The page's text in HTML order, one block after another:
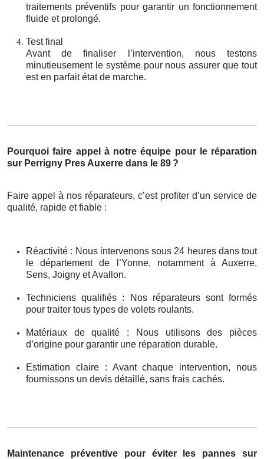
traitements préventifs pour garantir un fonctionnement
fluide et prolongé.
Test final
Avant de finaliser l’intervention, nous testons
minutieusement le système pour nous assurer que tout
est en parfait état de marche.
Pourquoi faire appel à notre équipe pour le réparation
sur Perrigny Pres Auxerre dans le 89 ?
Faire appel à nos réparateurs, c’est profiter d’un service de
qualité, rapide et fiable :
Réactivité : Nous intervenons sous 24 heures dans tout
le département de l’Yonne, notamment à Auxerre,
Sens, Joigny et Avallon.
Techniciens qualifiés : Nos réparateurs sont formés
pour traiter tous types de volets roulants.
Matériaux de qualité : Nous utilisons des pièces
d’origine pour garantir une réparation durable.
Estimation claire : Avant chaque intervention, nous
fournissons un devis détaillé, sans frais cachés.
Maintenance préventive pour éviter les pannes sur